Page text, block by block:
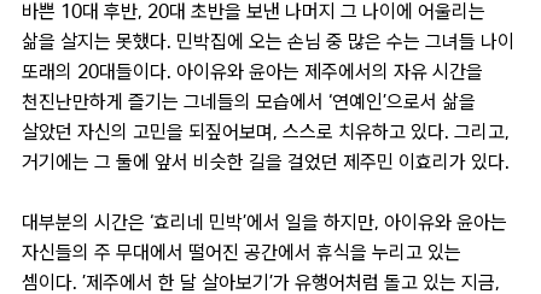
바쁜 10대 후반, 20대 초반을 보낸 나머지 그 나이에 어울리는
삶을 살지는 못했다. 민박집에 오는 손님 중 많은 수는 그녀들 나이
또래의 20대들이다. 아이유와 윤아는 제주에서의 자유 시간을
천진난만하게 즐기는 그네들의 모습에서 ‘연예인’으로서 삶을
살았던 자신의 고민을 되짚어보며, 스스로 치유하고 있다. 그리고,
거기에는 그 둘에 앞서 비슷한 길을 걸었던 제주민 이효리가 있다.
대부분의 시간은 ‘효리네 민박’에서 일을 하지만, 아이유와 윤아는
자신들의 주 무대에서 떨어진 공간에서 휴식을 누리고 있는
셈이다. ’제주에서 한 달 살아보기’가 유행어처럼 돌고 있는 지금,